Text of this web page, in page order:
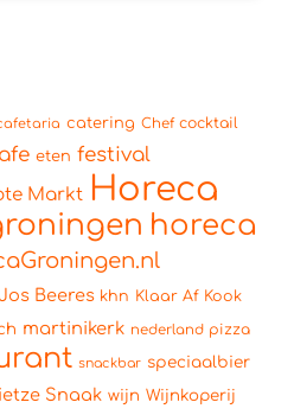
catering Chef cocktail
eten festival
Markt Horeca
horeca
Beeres khn Klaar Af Kook
martinikerk nederland pizza
snackbar speciaalbier
Snaak wijn Wijnkoperij